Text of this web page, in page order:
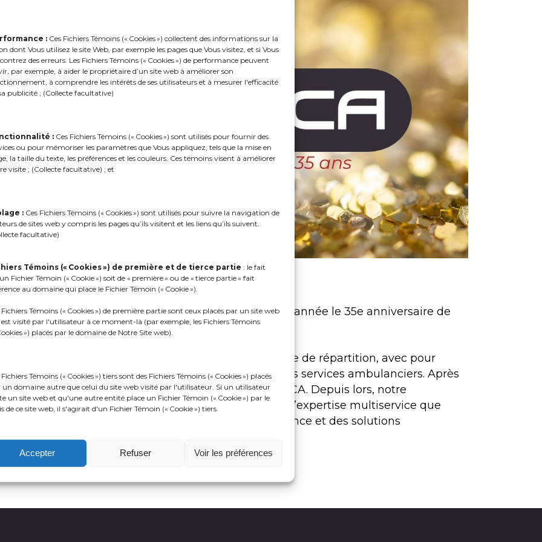
: Ces Fichiers Témoins (« Cookies ») collectent des informations sur la
dont Vous utilisez le site Web, par exemple les pages que Vous visitez, et si Vous
des erreurs. Les Fichiers Témoins (« Cookies ») de performance peuvent
par exemple, à aider le propriétaire d’un site web à améliorer son
à comprendre les intérêts de ses utilisateurs et à mesurer l'efficacité
publicité ; (Collecte facultative)
: Ces Fichiers Témoins (« Cookies ») sont utilisés pour fournir des
ou pour mémoriser les paramètres que Vous appliquez, tels que la mise en
la taille du texte, les préférences et les couleurs. Ces témoins visent à améliorer
visite ; (Collecte facultative) ; et
: Ces Fichiers Témoins (« Cookies ») sont utilisés pour suivre la navigation de
de sites web y compris les pages qu’ils visitent et les liens qu’ils suivent.
facultative)
Témoins (« Cookies ») de première et de tierce partie : le fait
Fichier Témoin (« Cookie ») soit de « première » ou de « tierce partie » fait
au domaine qui place le Fichier Témoin (« Cookie »).
Fichiers Témoins (« Cookies ») de première partie sont ceux placés par un site web
visité par l'utilisateur à ce moment-là (par exemple, les Fichiers Témoins
») placés par le domaine de Notre Site web).
Fichiers Témoins (« Cookies ») tiers sont des Fichiers Témoins (« Cookies ») placés
un domaine autre que celui du site web visité par l'utilisateur. Si un utilisateur
un site web et qu'une autre entité place un Fichier Témoin (« Cookie ») par le
de ce site web, il s'agirait d'un Fichier Témoin (« Cookie ») tiers.
Témoins (« Cookies »)
sur l'appareil d'un utilisateur pendant la période spécifiée dans le Fichier
(« Cookie »). Ils sont activés chaque fois que l'utilisateur visite le site web qui a
aux opérateurs de sites web de lier les actions d'un utilisateur pendant
Accepter Refuser Voir les préférences
avec une immense fierté que nous célébrons cette année le 35e anniversaire de
1989, le service ambulancier CAMBI a lancé sa centrale de répartition, avec pour
la prise des appels d’urgence et la répartition des services ambulanciers. Après
de croissance, la centrale CAMBI est devenue CAUCA. Depuis lors, notre
n’a cessé de croître pour devenir le centre d’expertise multiservice que
connaissez aujourd’hui, offrant des solutions d’urgence et des solutions